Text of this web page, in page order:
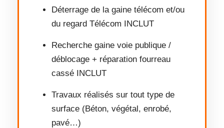
Déterrage de la gaine télécom et/ou
du regard Télécom INCLUT
Recherche gaine voie publique /
déblocage + réparation fourreau
cassé INCLUT
Travaux réalisés sur tout type de
surface (Béton, végétal, enrobé,
pavé…)